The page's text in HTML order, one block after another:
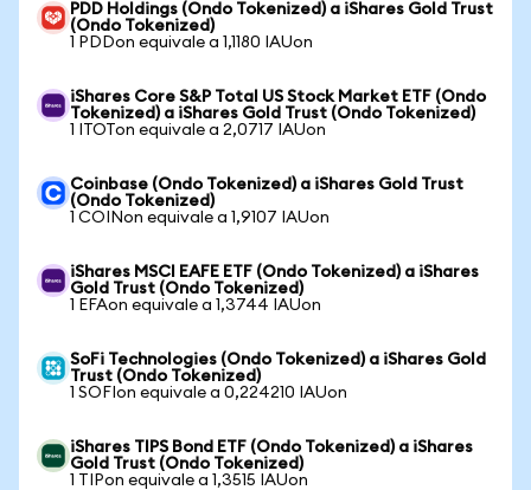
PDD Holdings (Ondo Tokenized) a iShares Gold Trust
(Ondo Tokenized)
1 PDDon equivale a 1,1180 IAUon
iShares Core S&P Total US Stock Market ETF (Ondo
Tokenized) a iShares Gold Trust (Ondo Tokenized)
1 ITOTon equivale a 2,0717 IAUon
Coinbase (Ondo Tokenized) a iShares Gold Trust
(Ondo Tokenized)
1 COINon equivale a 1,9107 IAUon
iShares MSCI EAFE ETF (Ondo Tokenized) a iShares
Gold Trust (Ondo Tokenized)
1 EFAon equivale a 1,3744 IAUon
SoFi Technologies (Ondo Tokenized) a iShares Gold
Trust (Ondo Tokenized)
1 SOFIon equivale a 0,224210 IAUon
iShares TIPS Bond ETF (Ondo Tokenized) a iShares
Gold Trust (Ondo Tokenized)
1 TIPon equivale a 1,3515 IAUon